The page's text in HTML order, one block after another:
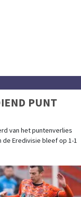
PUNT
van het puntenverlies
de Eredivisie bleef op 1-1